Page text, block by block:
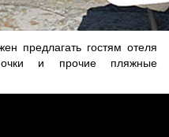
предлагать гостям отеля
очки и прочие пляжные